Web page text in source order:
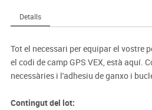
Detalls
Tot el necessari per equipar el vostre
el codi de camp GPS VEX, està aquí.
necessàries i l'adhesiu de ganxo i
Contingut del lot: